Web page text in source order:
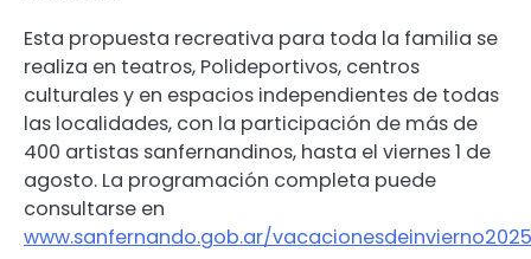
Esta propuesta recreativa para toda la familia se
realiza en teatros, Polideportivos, centros
culturales y en espacios independientes de todas
las localidades, con la participación de más de
400 artistas sanfernandinos, hasta el viernes 1 de
agosto. La programación completa puede
consultarse en
www.sanfernando.gob.ar/vacacionesdeinvierno2025